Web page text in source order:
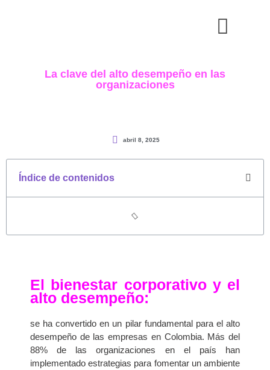
La clave del alto desempeño en las
organizaciones
abril 8, 2025
Índice de contenidos
El bienestar corporativo y el
alto desempeño:
se ha convertido en un pilar fundamental para el alto
desempeño de las empresas en Colombia. Más del
88% de las organizaciones en el país han
implementado estrategias para fomentar un ambiente